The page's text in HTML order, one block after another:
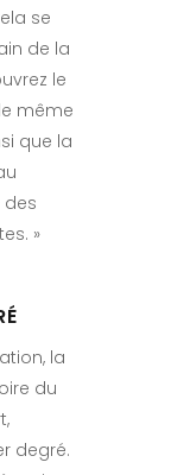
se
de la
le
même
que la
des
»
la
du
degré.